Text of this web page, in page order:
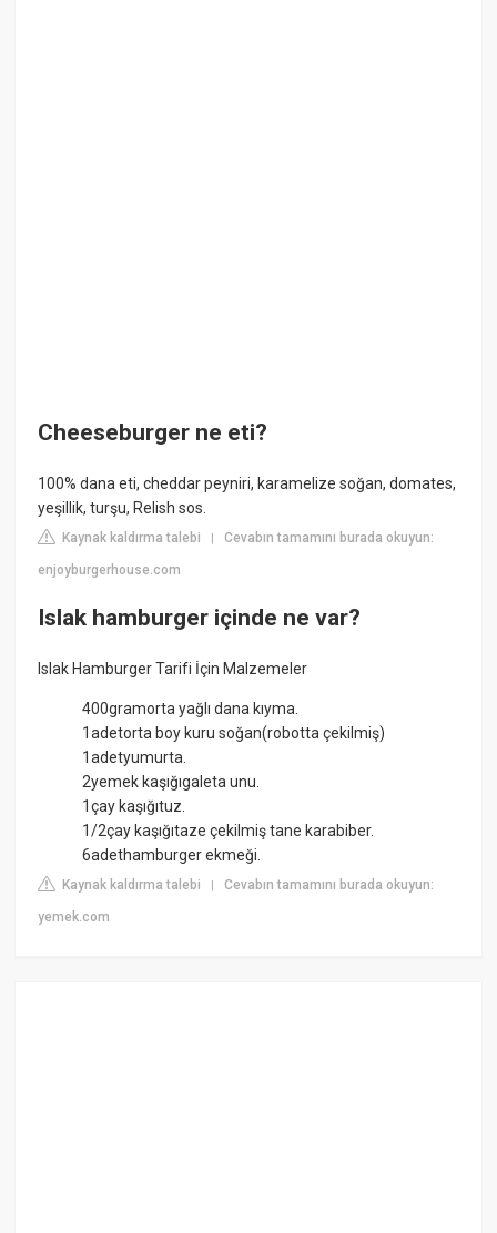
Cheeseburger ne eti?
100% dana eti, cheddar peyniri, karamelize soğan, domates,
yeşillik, turşu, Relish sos.
Kaynak kaldırma talebi |Cevabın tamamını burada okuyun:
enjoyburgerhouse.com
Islak hamburger içinde ne var?
Islak Hamburger Tarifi İçin Malzemeler
400gramorta yağlı dana kıyma.
1adetorta boy kuru soğan(robotta çekilmiş)
1adetyumurta.
2yemek kaşığıgaleta unu.
1çay kaşığıtuz.
1/2çay kaşığıtaze çekilmiş tane karabiber.
6adethamburger ekmeği.
Kaynak kaldırma talebi |Cevabın tamamını burada okuyun:
yemek.com